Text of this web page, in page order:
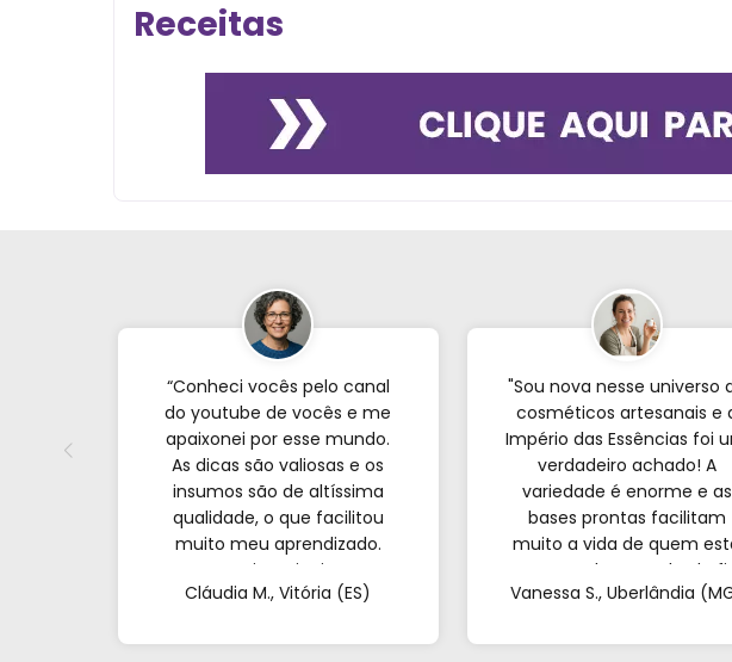
Receitas
“Conheci vocês pelo canal
do youtube de vocês e me
apaixonei por esse mundo.
As dicas são valiosas e os
insumos são de altíssima
qualidade, o que facilitou
muito meu aprendizado.
Nunca imaginei que
conseguiria resultados tão
de casa. Obrigada!"al no
Cláudia M., Vitória (ES)
"Sou nova nesse universo
cosméticos artesanais e
Império das Essências foi
verdadeiro achado! A
variedade é enorme e as
bases prontas facilitam
muito a vida de quem
começando; o resultado
incrível. Sem contar o
que foi super atencioso
Vanessa S., Uberlândia